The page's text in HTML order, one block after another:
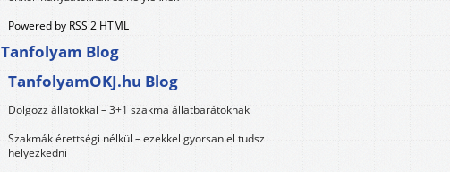
Powered by RSS 2 HTML
Tanfolyam Blog
TanfolyamOKJ.hu Blog
Dolgozz állatokkal – 3+1 szakma állatbarátoknak
Szakmák érettségi nélkül – ezekkel gyorsan el tudsz
helyezkedni